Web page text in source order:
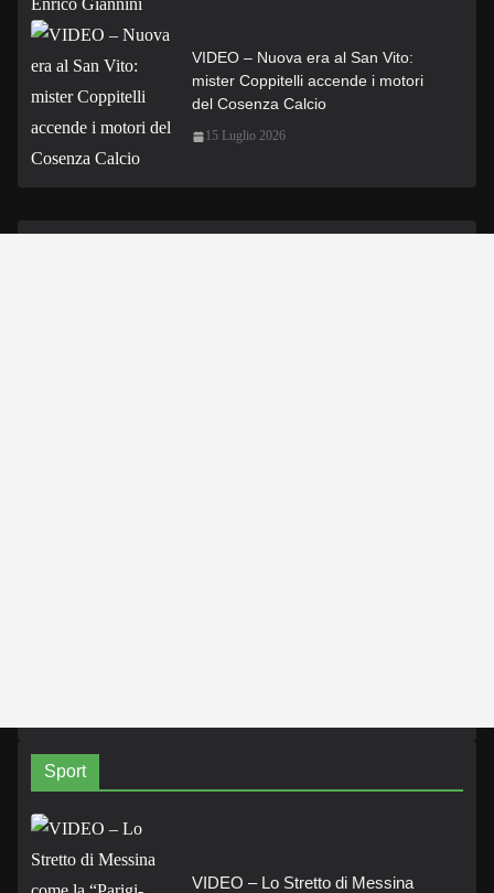
VIDEO – Nuova era al San Vito:
mister Coppitelli accende i motori
del Cosenza Calcio
15 Luglio 2026
Sport
VIDEO – Lo Stretto di Messina